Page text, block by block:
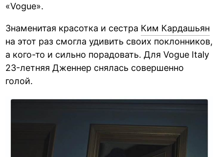
«Vogue».
Знаменитая красотка и сестра Ким Кардашьян
на этот раз смогла удивить своих поклонников,
а кого-то и сильно порадовать. Для Vogue Italy
23-летняя Дженнер снялась совершенно
голой.